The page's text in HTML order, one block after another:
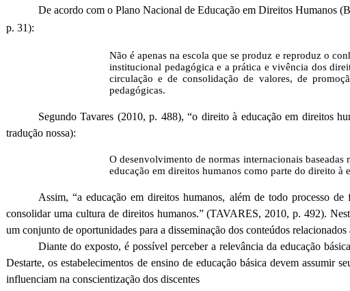
De acordo com o Plano Nacional de Educação em Direitos Humanos
p. 31):
Não é apenas na escola que se produz e reproduz o
institucional pedagógica e a prática e vivência dos
circulação e de consolidação de valores, de
pedagógicas.
Segundo Tavares (2010, p. 488), “o direito à educação em direitos
tradução nossa):
O desenvolvimento de normas internacionais
educação em direitos humanos como parte do direito à
Assim, “a educação em direitos humanos, além de todo processo
consolidar uma cultura de direitos humanos.” (TAVARES, 2010, p. 492).
um conjunto de oportunidades para a disseminação dos conteúdos
Diante do exposto, é possível perceber a relevância da educação
Destarte, os estabelecimentos de ensino de educação básica devem assumir
influenciam na conscientização dos discentes